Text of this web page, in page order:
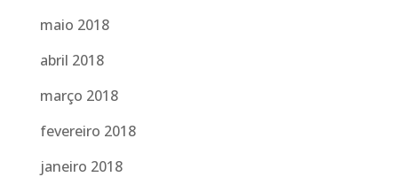
maio 2018
abril 2018
março 2018
fevereiro 2018
janeiro 2018